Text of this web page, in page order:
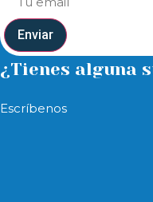
Enviar
¿Tienes alguna
Escríbenos